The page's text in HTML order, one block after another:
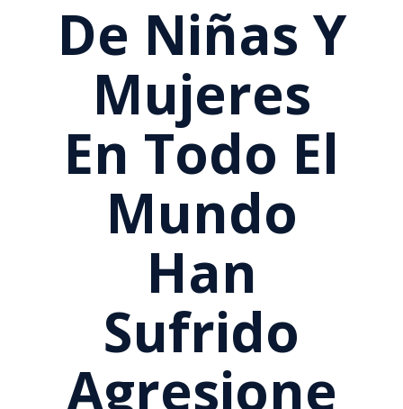
De Niñas Y
Mujeres
En Todo El
Mundo
Han
Sufrido
Agresione